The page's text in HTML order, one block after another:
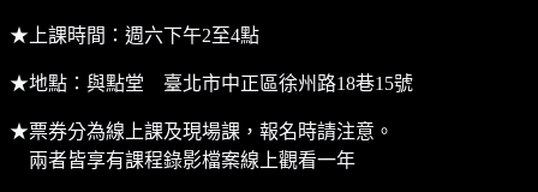
★上課時間：週六下午2至4點
★地點：與點堂 臺北市中正區徐州路18巷15號
★票券分為線上課及現場課，報名時請注意。
兩者皆享有課程錄影檔案線上觀看一年